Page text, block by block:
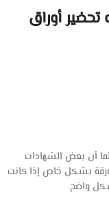
أوراق
أن بعض الشهادات
بشكل خاص إذا كانت
واضح.